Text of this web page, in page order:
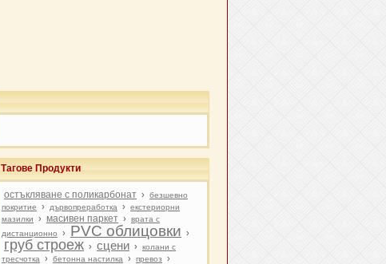
Тагове Продукти
остъкляване с поликарбонат ›
безшевно
покритие
› дървопреработка ›
екстериорни
мазилки
› масивен паркет ›
врата с
дистанционно
› PVC облицовки ›
груб строеж › сцени ›
колани с
тресчотка
› бетонна настилка › превоз ›